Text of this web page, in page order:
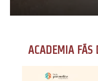
ACADEMIA FÃS